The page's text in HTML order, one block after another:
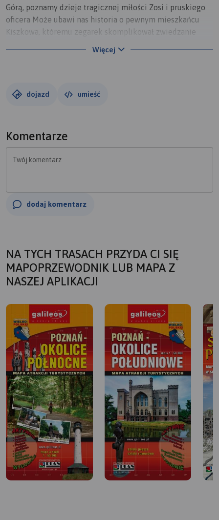
Górą, poznamy dzieje tragicznej miłości Zosi i pruskiego
oficera Może ubawi nas historia o pewnym mieszkańcu
Kiszkowa, któremu zegarek skomplikował zwiedzanie
rycerzy. Dowiemy się dlaczego Jezioro Kowalskie
zostały ustawione pięknie ilustrowane tablice, tworząc
przekonać się, czy zostało tam coś z dawnych podań.
Więcej
dojazd umieść
Komentarze
Twój komentarz
dodaj komentarz
NA TYCH TRASACH PRZYDA CI SIĘ
MAPOPRZEWODNIK LUB MAPA Z
NASZEJ APLIKACJI